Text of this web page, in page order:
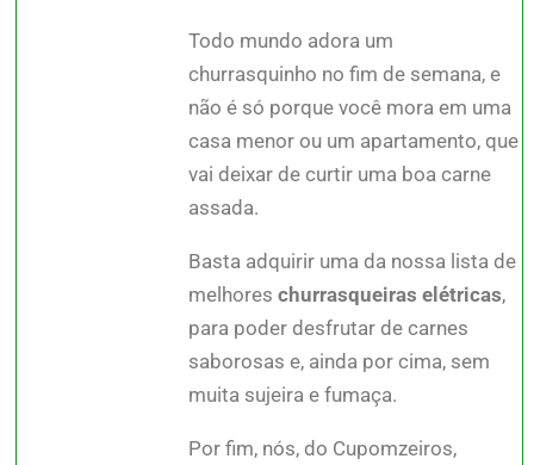
Todo mundo adora um
churrasquinho no fim de semana, e
não é só porque você mora em uma
casa menor ou um apartamento, que
vai deixar de curtir uma boa carne
assada.
Basta adquirir uma da nossa lista de
melhoreschurrasqueiras elétricas,
para poder desfrutar de carnes
saborosas e, ainda por cima, sem
muita sujeira e fumaça.
Por fim, nós, do Cupomzeiros,